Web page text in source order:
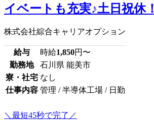
イベートも充実♪土日祝休！
株式会社綜合キャリアオプション
給与 時給1,850円〜
勤務地
石川県 能美市
寮・社宅 なし
仕事内容 管理 / 半導体工場 / 日勤
＼最短45秒で完了／